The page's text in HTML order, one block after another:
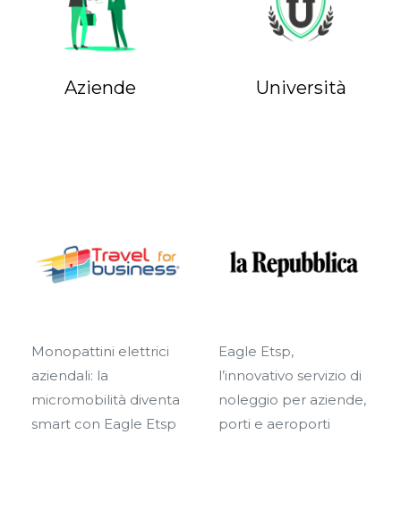
Aziende Università
Etsp
Eagle Etsp,
l’innovativo servizio di
noleggio per aziende,
porti e aeroporti
Eagle Etsp,
monopattini
noleggio nei porti
turistici italiani: al